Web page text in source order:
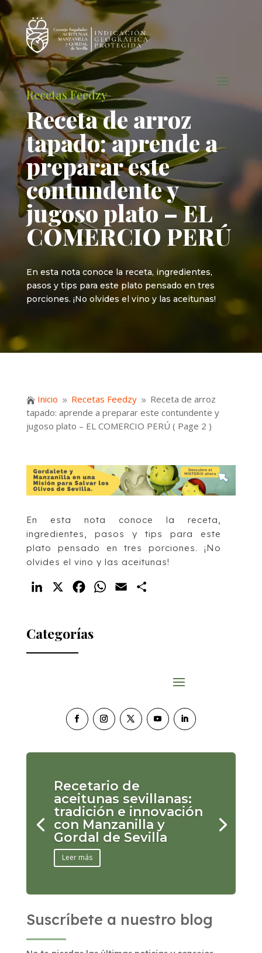
Recetas Feedzy
Receta de arroz
tapado: aprende a
preparar este
contundente y
jugoso plato – EL
COMERCIO PERÚ
En esta nota conoce la receta, ingredientes,
pasos y tips para este plato pensado en tres
porciones. ¡No olvides el vino y las aceitunas!
 Inicio 9 Recetas Feedzy 9 Receta de arroz
tapado: aprende a preparar este contundente y
jugoso plato – EL COMERCIO PERÚ ( Page 2 )
En esta nota conoce la receta,
ingredientes, pasos y tips para este
plato pensado en tres porciones. ¡No
olvides el vino y las aceitunas!
LinkedIn FacebookWhatsApp
Email
Categorías
Recetario de
aceitunas sevillanas:
tradición e innovación
con Manzanilla y
Gordal de Sevilla
Leer más
Suscríbete a nuestro blog